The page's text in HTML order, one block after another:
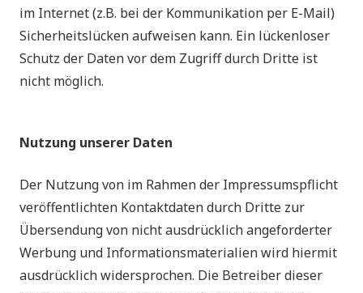
im Internet (z.B. bei der Kommunikation per E-Mail)
Sicherheitslücken aufweisen kann. Ein lückenloser
Schutz der Daten vor dem Zugriff durch Dritte ist
nicht möglich.
Nutzung unserer Daten
Der Nutzung von im Rahmen der Impressumspflicht
veröffentlichten Kontaktdaten durch Dritte zur
Übersendung von nicht ausdrücklich angeforderter
Werbung und Informationsmaterialien wird hiermit
ausdrücklich widersprochen. Die Betreiber dieser